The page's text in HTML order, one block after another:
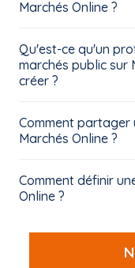
Marchés Online ?
Qu'est-ce qu'un
marchés public sur
créer ?
Comment partager
Marchés Online ?
Comment définir
Online ?